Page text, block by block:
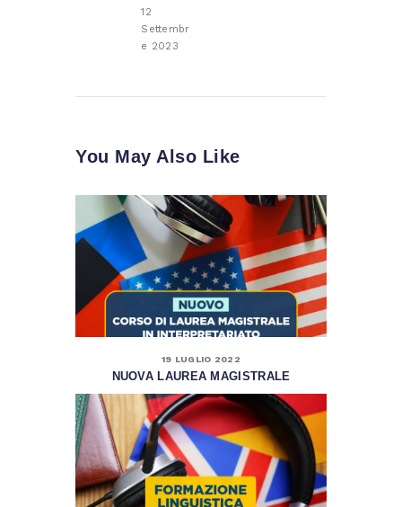
12
Settembr
e 2023
You May Also Like
19 LUGLIO 2022
NUOVA LAUREA MAGISTRALE